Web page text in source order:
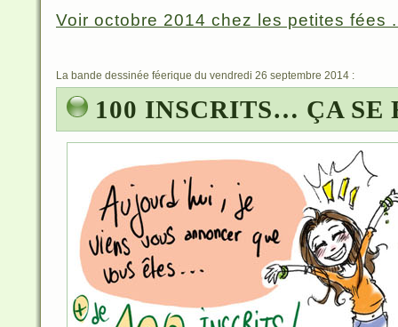
Voir octobre 2014 chez les petites fées
La bande dessinée féerique du vendredi 26 septembre 2014 :
100 INSCRITS… ÇA SE